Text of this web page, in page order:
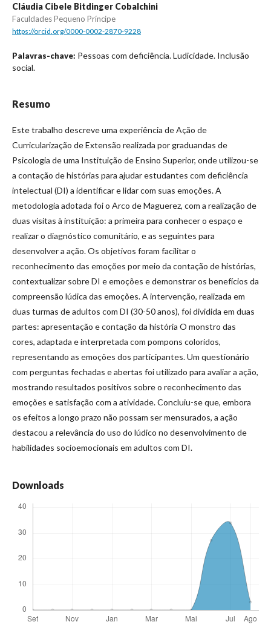
Cláudia Cibele Bitdinger Cobalchini
Faculdades Pequeno Príncipe
https://orcid.org/0000-0002-2870-9228
Palavras-chave: Pessoas com deficiência. Ludicidade. Inclusão
social.
Resumo
Este trabalho descreve uma experiência de Ação de
Curricularização de Extensão realizada por graduandas de
Psicologia de uma Instituição de Ensino Superior, onde utilizou-se
a contação de histórias para ajudar estudantes com deficiência
intelectual (DI) a identificar e lidar com suas emoções. A
metodologia adotada foi o Arco de Maguerez, com a realização de
duas visitas à instituição: a primeira para conhecer o espaço e
realizar o diagnóstico comunitário, e as seguintes para
desenvolver a ação. Os objetivos foram facilitar o
reconhecimento das emoções por meio da contação de histórias,
contextualizar sobre DI e emoções e demonstrar os benefícios da
compreensão lúdica das emoções. A intervenção, realizada em
duas turmas de adultos com DI (30-50 anos), foi dividida em duas
partes: apresentação e contação da história O monstro das
cores, adaptada e interpretada com pompons coloridos,
representando as emoções dos participantes. Um questionário
com perguntas fechadas e abertas foi utilizado para avaliar a ação,
mostrando resultados positivos sobre o reconhecimento das
emoções e satisfação com a atividade. Concluiu-se que, embora
os efeitos a longo prazo não possam ser mensurados, a ação
destacou a relevância do uso do lúdico no desenvolvimento de
habilidades socioemocionais em adultos com DI.
Downloads